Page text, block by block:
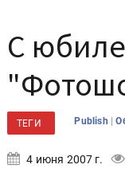
С
ТЕГИ Publish |
4 июня 2007 г.